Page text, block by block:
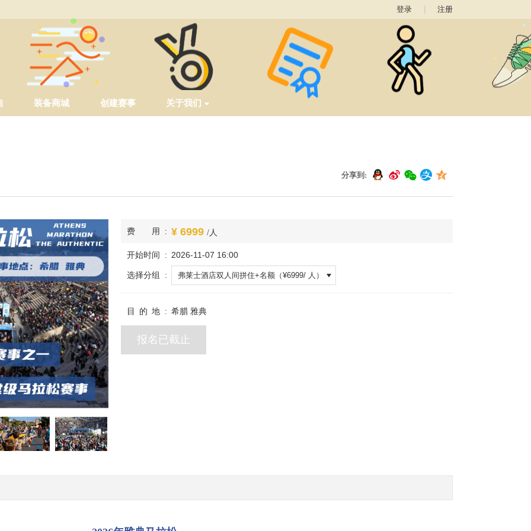
登录 注册
装备商城 创建赛事 关于我们
分享到:
费用 6999 /人
开始时间 2026-11-07 16:00
选择分组 弗莱士酒店双人间拼住+名额 （¥6999/ 人 ）
目的地 希腊 雅典
报名已截止